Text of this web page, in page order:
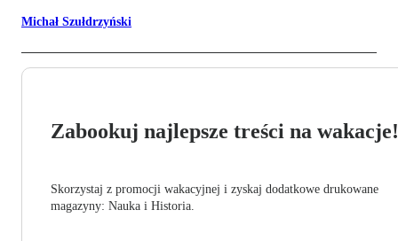
Michał Szułdrzyński
Zabookuj najlepsze treści na wakacje!
Skorzystaj z promocji wakacyjnej i zyskaj dodatkowe drukowane
magazyny: Nauka i Historia.